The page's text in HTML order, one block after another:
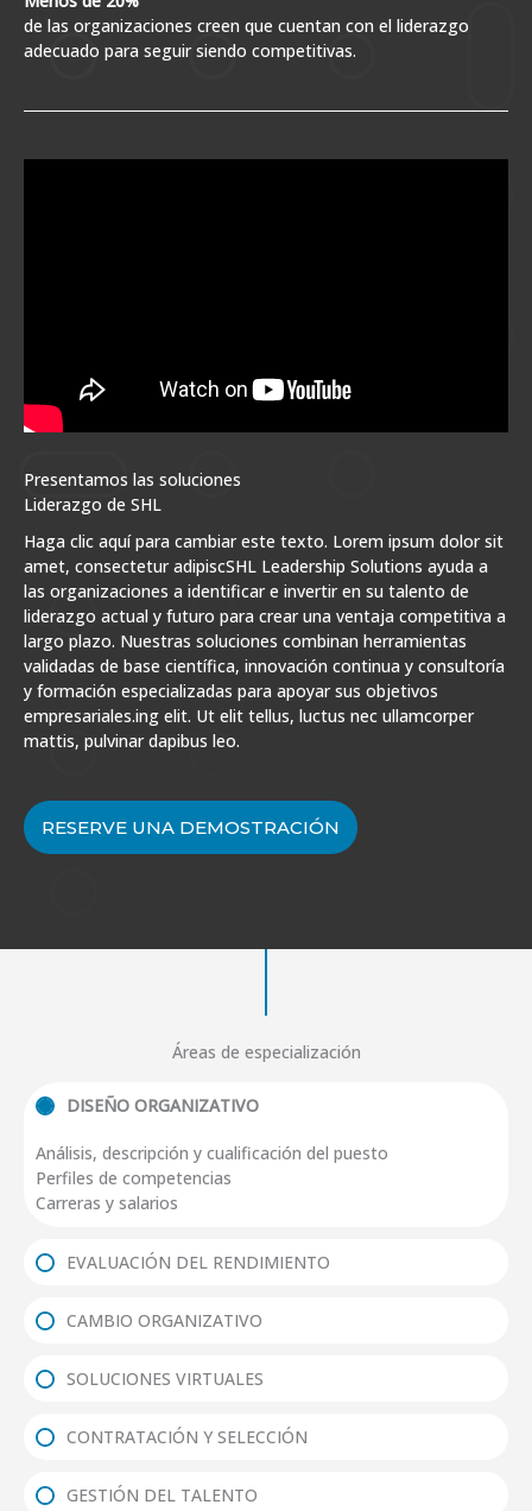
de las organizaciones creen que cuentan con el liderazgo
adecuado para seguir siendo competitivas.
Presentamos las soluciones
Liderazgo de SHL
Haga clic aquí para cambiar este texto. Lorem ipsum dolor sit
amet, consectetur adipiscSHL Leadership Solutions ayuda a
las organizaciones a identificar e invertir en su talento de
liderazgo actual y futuro para crear una ventaja competitiva a
largo plazo. Nuestras soluciones combinan herramientas
validadas de base científica, innovación continua y consultoría
y formación especializadas para apoyar sus objetivos
empresariales.ing elit. Ut elit tellus, luctus nec ullamcorper
mattis, pulvinar dapibus leo.
RESERVE UNA DEMOSTRACIÓN
Áreas de especialización
DISEÑO ORGANIZATIVO
Análisis, descripción y cualificación del puesto
Perfiles de competencias
Carreras y salarios
EVALUACIÓN DEL RENDIMIENTO
CAMBIO ORGANIZATIVO
SOLUCIONES VIRTUALES
CONTRATACIÓN Y SELECCIÓN
GESTIÓN DEL TALENTO